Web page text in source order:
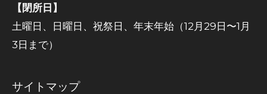
【閉所日】
土曜日、日曜日、祝祭日、年末年始（12月29日〜1月
3日まで）
サイトマップ